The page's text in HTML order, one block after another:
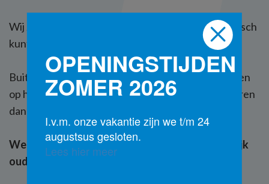
Wij zijn dan in het bedrijf aanwezig en ook telefonisch
kunt u dan contact met ons opnemen.
Buiten deze momenten kunt u ons een Appje sturen
op het telefoonnummer 06-44606334*. Wij proberen
dan zo snel mogelijk te reageren.
We wensen u goede kerstdagen en een feestelijk
oud en nieuw.
OPENINGSTIJDEN
ZOMER 2026
I.v.m. onze vakantie zijn we t/m 24
augustsus gesloten.
Lees hier meer